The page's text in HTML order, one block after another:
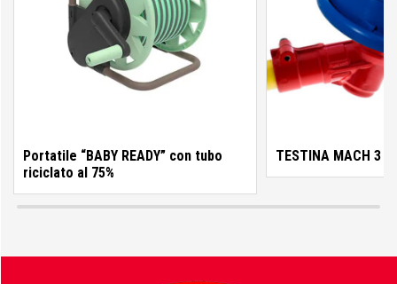
Portatile “BABY READY” con tubo
riciclato al 75%
TESTINA MACH 3
Moretti design
Oikos